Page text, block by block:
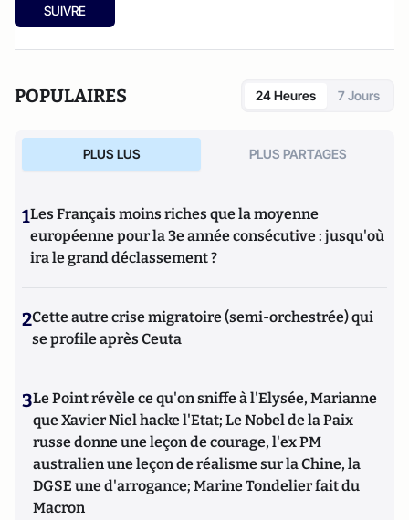
SUIVRE
POPULAIRES 24 Heures 7 Jours
PLUS LUS PLUS PARTAGES
1Les Français moins riches que la moyenne
européenne pour la 3e année consécutive : jusqu'où
ira le grand déclassement ?
2Cette autre crise migratoire (semi-orchestrée) qui
se profile après Ceuta
3Le Point révèle ce qu'on sniffe à l'Elysée, Marianne
que Xavier Niel hacke l'Etat; Le Nobel de la Paix
russe donne une leçon de courage, l'ex PM
australien une leçon de réalisme sur la Chine, la
DGSE une d'arrogance; Marine Tondelier fait du
Macron